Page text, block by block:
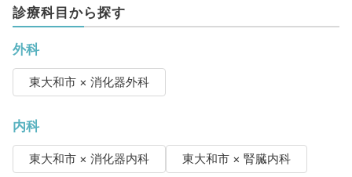
診療科目から探す
外科
東大和市 × 消化器外科
内科
東大和市 × 消化器内科 東大和市 × 腎臓内科